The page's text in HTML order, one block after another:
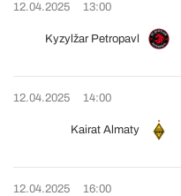
12.04.2025 13:00
Kyzylžar Petropavl
12.04.2025 14:00
Kairat Almaty
12.04.2025 16:00